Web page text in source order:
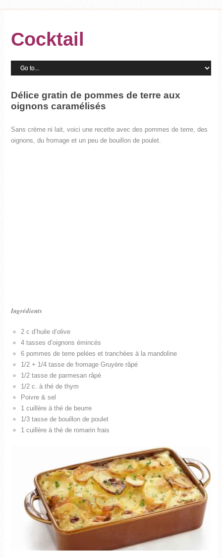
Cocktail
Délice gratin de pommes de terre aux
oignons caramélisés
Sans crème ni lait, voici une recette avec des pommes de terre, des
oignons, du fromage et un peu de bouillon de poulet.
Ingrédients
2 c d’huile d’olive
4 tasses d’oignons émincés
6 pommes de terre pelées et tranchées à la mandoline
1/2 + 1/4 tasse de fromage Gruyère râpé
1/2 tasse de parmesan râpé
1/2 c. à thé de thym
Poivre & sel
1 cuillère à thé de beurre
1/3 tasse de bouillon de poulet
1 cuillère à thé de romarin frais